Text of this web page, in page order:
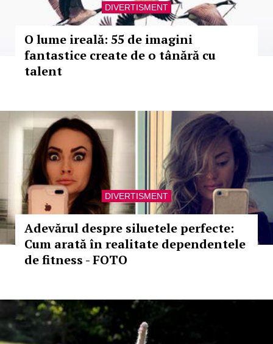
DIVERTISMENT
O lume ireală: 55 de imagini
fantastice create de o tânără cu
talent
DIVERTISMENT
Adevărul despre siluetele perfecte:
Cum arată în realitate dependentele
de fitness - FOTO